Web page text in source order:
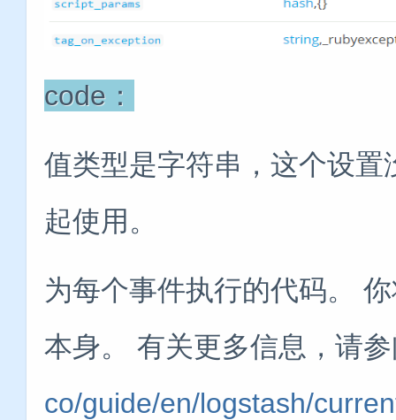
code：
值类型是字符串，这个设
起使用。
为每个事件执行的代码。
本身。 有关更多信息，请
co/guide/en/logstash/